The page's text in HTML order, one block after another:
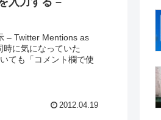
– Twitter Mentions as
に気になっていた
ても「コメント欄で使
2012.04.19